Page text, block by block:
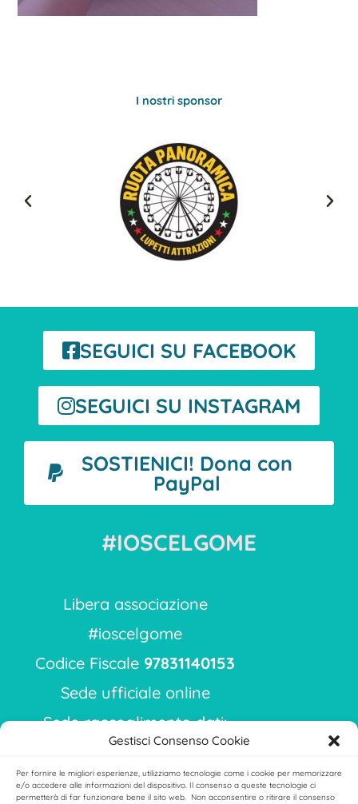
Gestisci Consenso Cookie
Per fornire le migliori esperienze, utilizziamo tecnologie come i cookie per memorizzare
e/o accedere alle informazioni del dispositivo. Il consenso a queste tecnologie ci
permetterà di far funzionare bene il sito web. Non acconsentire o ritirare il consenso
I nostri sponsor
SEGUICI SU FACEBOOK
SEGUICI SU INSTAGRAM
SOSTIENICI! Dona con
PayPal
#IOSCELGOME
Libera associazione
#ioscelgome
Codice Fiscale 97831140153
Sede ufficiale online
Sede raccoglimento dati:
via Ippodromo 9
Milano 20151